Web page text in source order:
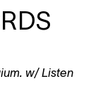
w/ Listen